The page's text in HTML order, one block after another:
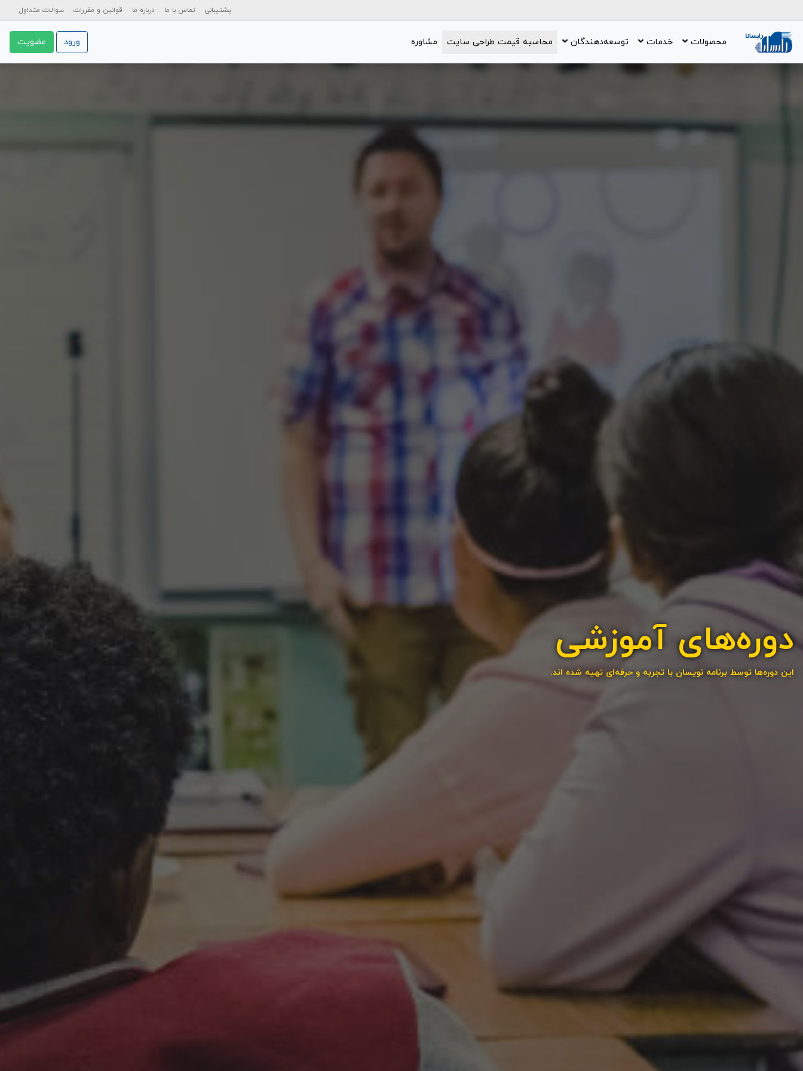
پشتیبانی تماس با ما درباره ما قوانین و مقررات سوالات متداول
محصولات خدمات توسعه‌دهندگان محاسبه قیمت طراحی سایت مشاوره ورود عضویت
دوره‌های آموزشی
این دوره‌ها توسط برنامه نویسان با تجربه و حرفه‌ای تهیه شده اند.